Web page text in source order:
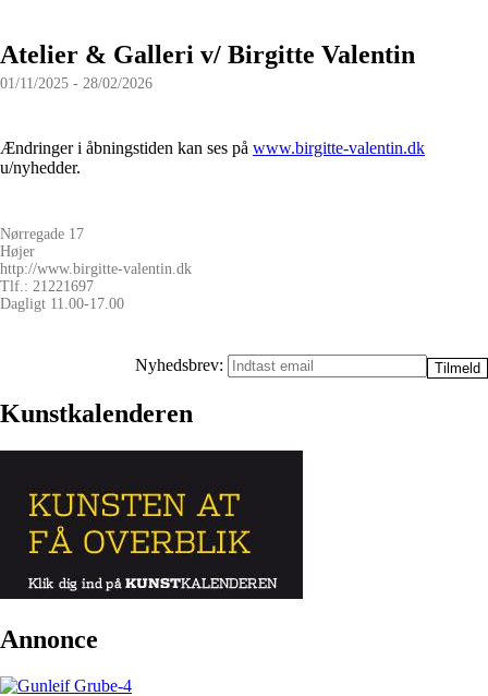
Atelier & Galleri v/ Birgitte Valentin
01/11/2025 - 28/02/2026
Ændringer i åbningstiden kan ses på www.birgitte-valentin.dk
u/nyhedder.
Nørregade 17
Højer
http://www.birgitte-valentin.dk
Tlf.: 21221697
Dagligt 11.00-17.00
Nyhedsbrev:
Kunstkalenderen
Annonce